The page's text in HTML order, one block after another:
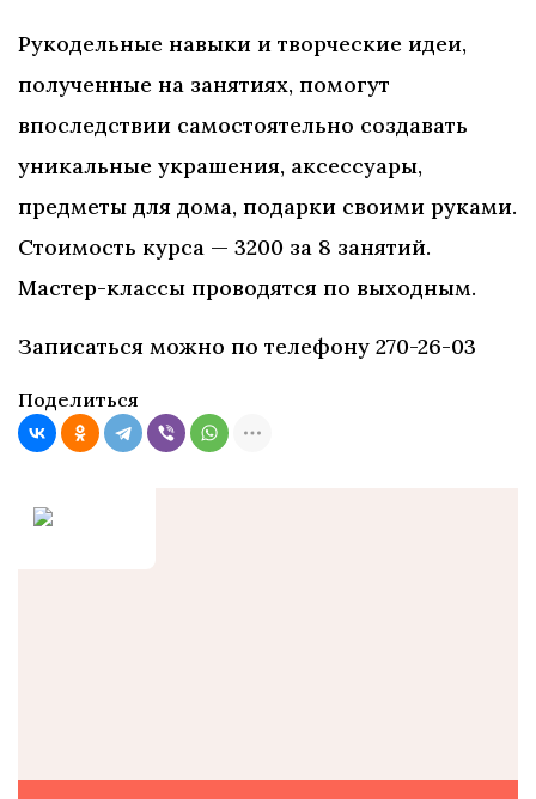
Рукодельные навыки и творческие идеи,
полученные на занятиях, помогут
впоследствии самостоятельно создавать
уникальные украшения, аксессуары,
предметы для дома, подарки своими руками.
Стоимость курса — 3200 за 8 занятий.
Мастер-классы проводятся по выходным.
Записаться можно по телефону 270-26-03
Поделиться